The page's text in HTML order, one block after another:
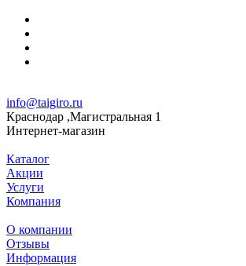
info@taigiro.ru
Краснодар ,Магистральная 1
Интернет-магазин
Каталог
Акции
Услуги
Компания
О компании
Отзывы
Информация